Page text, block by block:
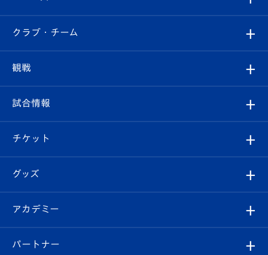
すべて
クラブ
試合情報
チケット
イベント
メディア
クラブ・チーム
クラブ概要
エンブレム紹介
スタッフプロフィール
マスコット紹介
観戦
観戦ルール
はじめての観戦ガイド
Revive Team
ヴィヴィくんの長崎おもてなしガイド
試合情報
試合日程/結果
フォトギャラリー
スタジアムグルメ
チケット
チケット
V-LOVERS（ファンクラブ）
グッズ
オンラインショップ
アカデミー
育成からのお知らせ
パートナー